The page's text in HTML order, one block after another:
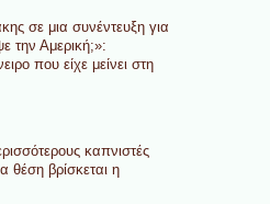
σε μια συνέντευξη για
την Αμερική;»:
που είχε μείνει στη
καπνιστές
θέση βρίσκεται η